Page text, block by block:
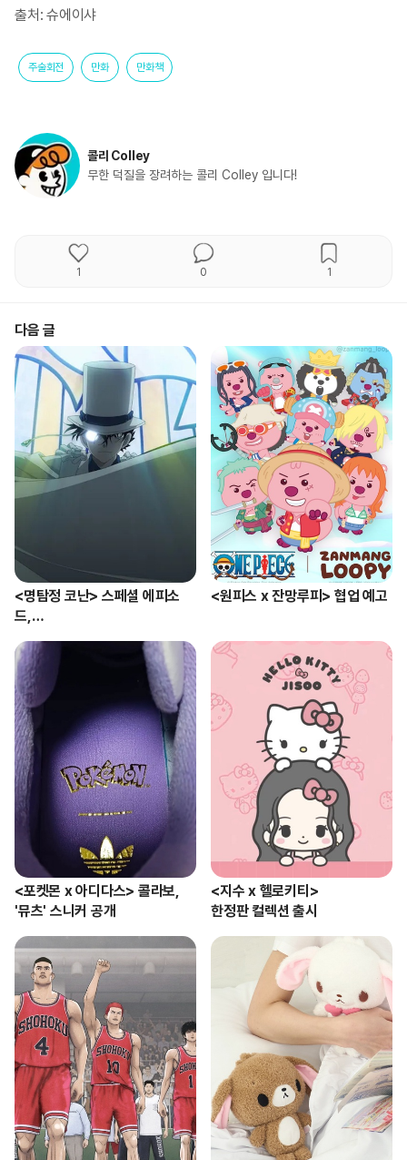
출처: 슈에이샤
주술회전 만화 만화책
콜리 Colley
무한 덕질을 장려하는 콜리 Colley 입니다!
1 0 1
다음 글
<명탐정 코난> 스페셜 에피소
드,
<원피스 x 잔망루피> 협업 예고
<포켓몬 x 아디다스> 콜라보,
'뮤츠' 스니커 공개
<지수 x 헬로키티>
한정판 컬렉션 출시